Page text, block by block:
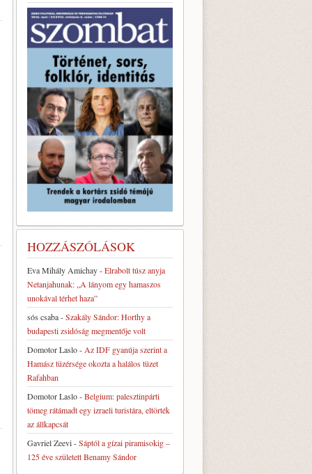
HOZZÁSZÓLÁSOK
Eva Mihály Amichay-Elrabolt túsz anyja
Netanjahunak: „A lányom egy hamaszos
unokával térhet haza”
sós csaba-Szakály Sándor: Horthy a
budapesti zsidóság megmentője volt
Domotor Laslo- Az IDF gyanúja szerint a
Hamász tüzérsége okozta a halálos tüzet
Rafahban
Domotor Laslo-Belgium: palesztinpárti
tömeg rátámadt egy izraeli turistára, eltörték
az állkapcsát
Gavriel Zeevi-Sáptól a gízai piramisokig –
125 éve született Benamy Sándor